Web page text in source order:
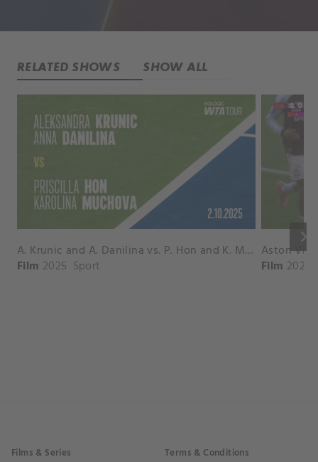
RELATED SHOWS SHOW ALL
keyboard_arrow_right
A. Krunic and A. Danilina vs. P. Hon and K. Muchova Match Highlights - BEIJING_Capital Group Diamond ( October 02, 2025)
Film 2025 Sport Film 2026
Films & Series Terms & Conditions